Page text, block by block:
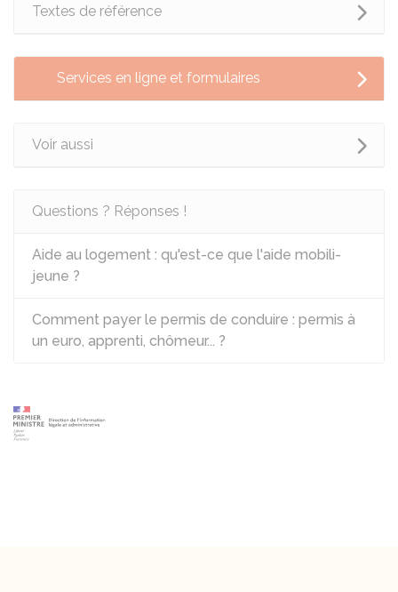
Textes de référence
Services en ligne et formulaires
Voir aussi
Questions ? Réponses !
Aide au logement : qu'est-ce que l'aide mobili-
jeune ?
Comment payer le permis de conduire : permis à
un euro, apprenti, chômeur... ?